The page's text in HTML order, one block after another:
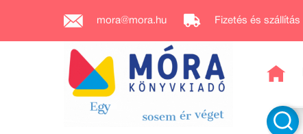
mora@mora.hu Fizetés és szállítás